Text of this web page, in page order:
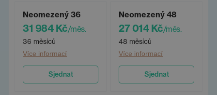
Neomezený 36
31 984 Kč/měs.
36 měsíců
Více informací
Sjednat
Neomezený 48
27 014 Kč/měs.
48 měsíců
Více informací
Sjednat